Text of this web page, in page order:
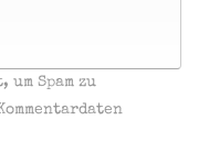
Spam zu